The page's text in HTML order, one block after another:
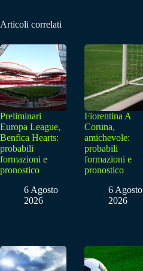
Articoli correlati
Preliminari
Europa League,
Benfica Hearts:
probabili
formazioni e
pronostico
6 Agosto
2026
Fiorentina A
Coruna,
amichevole:
probabili
formazioni e
pronostico
6 Agosto
2026